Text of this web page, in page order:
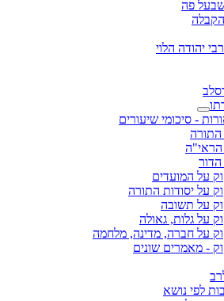
פה
יהודה הלוי
- סיכומי שיעורים
התורה
הראי"ה
הדור
על המועדים
על יסודות התורה
על תשובה
על גלות, גאולה
על חברה, מדינה, מלחמה
- מאמרים שונים
לפי נושא